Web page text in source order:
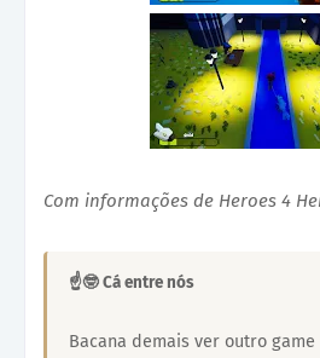
Com informações de Heroes 4
☝🤓 Cá entre nós
Bacana demais ver outro